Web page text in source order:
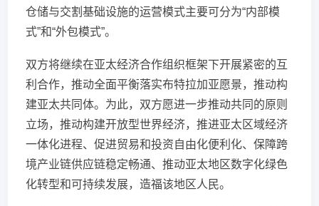
仓储与交割基础设施的运营模式主要可分为“内部模
式”和“外包模式”。
双方将继续在亚太经济合作组织框架下开展紧密的互
利合作，推动全面平衡落实布特拉加亚愿景，推动构
建亚太共同体。为此，双方愿进一步推动共同的原则
立场，推动构建开放型世界经济，推进亚太区域经济
一体化进程、促进贸易和投资自由化便利化、保障跨
境产业链供应链稳定畅通、推动亚太地区数字化绿色
化转型和可持续发展，造福该地区人民。